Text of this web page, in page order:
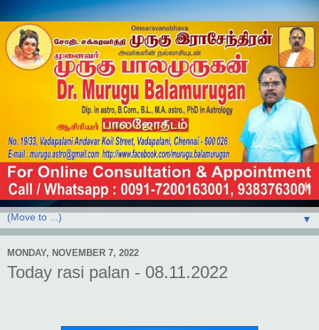
▼
MONDAY, NOVEMBER 7, 2022
Today rasi palan - 08.11.2022